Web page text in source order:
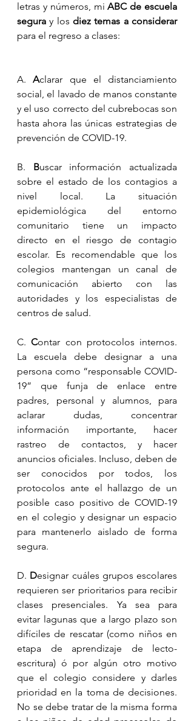
letras y números, mi ABC de escuela
segura y los diez temas a considerar
para el regreso a clases:
A. Aclarar que el distanciamiento
social, el lavado de manos constante
y el uso correcto del cubrebocas son
hasta ahora las únicas estrategias de
prevención de COVID-19.
B. Buscar información actualizada
sobre el estado de los contagios a
nivel local. La situación
epidemiológica del entorno
comunitario tiene un impacto
directo en el riesgo de contagio
escolar. Es recomendable que los
colegios mantengan un canal de
comunicación abierto con las
autoridades y los especialistas de
centros de salud.
C. Contar con protocolos internos.
La escuela debe designar a una
persona como “responsable COVID-
19” que funja de enlace entre
padres, personal y alumnos, para
aclarar dudas, concentrar
información importante, hacer
rastreo de contactos, y hacer
anuncios oficiales. Incluso, deben de
ser conocidos por todos, los
protocolos ante el hallazgo de un
posible caso positivo de COVID-19
en el colegio y designar un espacio
para mantenerlo aislado de forma
segura.
D. Designar cuáles grupos escolares
requieren ser prioritarios para recibir
clases presenciales. Ya sea para
evitar lagunas que a largo plazo son
difíciles de rescatar (como niños en
etapa de aprendizaje de lecto-
escritura) ó por algún otro motivo
que el colegio considere y darles
prioridad en la toma de decisiones.
No se debe tratar de la misma forma